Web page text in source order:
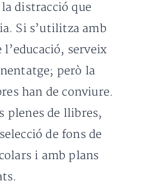
distracció que
Si s’utilitza amb
serveix
però la
han de conviure.
plenes de llibres,
de fons de
i amb plans